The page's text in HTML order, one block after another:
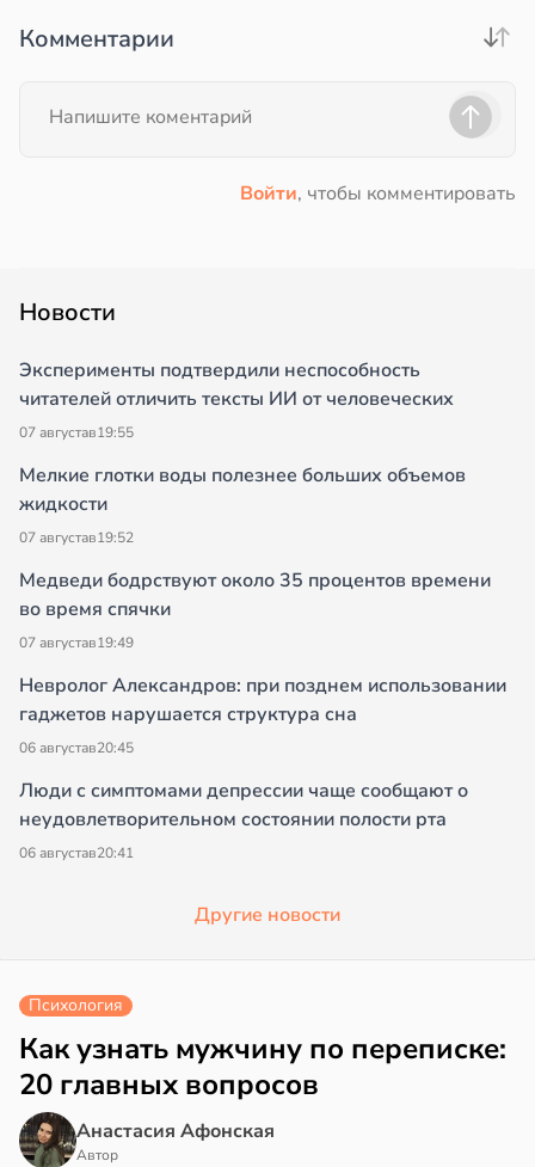
Комментарии
Войти, чтобы комментировать
Новости
Эксперименты подтвердили неспособность
читателей отличить тексты ИИ от человеческих
07 августав19:55
Мелкие глотки воды полезнее больших объемов
жидкости
07 августав19:52
Медведи бодрствуют около 35 процентов времени
во время спячки
07 августав19:49
Невролог Александров: при позднем использовании
гаджетов нарушается структура сна
06 августав20:45
Люди с симптомами депрессии чаще сообщают о
неудовлетворительном состоянии полости рта
06 августав20:41
Другие новости
Психология
Как узнать мужчину по переписке:
20 главных вопросов
Анастасия Афонская
Автор